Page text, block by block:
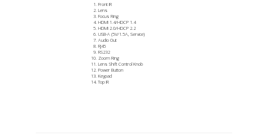
Front IR
Lens
Focus Ring
HDMI 1.4/HDCP 1.4
HDMI 2.0/HDCP 2.2
USB-A (5V/1.5A, Service)
Audio Out
RJ45
RS232
Zoom Ring
Lens Shift Control Knob
Power Button
Keypad
Top IR